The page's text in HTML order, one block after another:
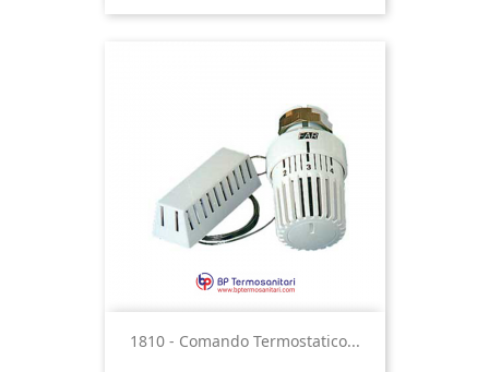
1810 - Comando Termostatico...